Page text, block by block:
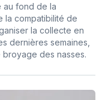
au fond de la
la compatibilité de
la collecte en
dernières semaines,
des nasses.